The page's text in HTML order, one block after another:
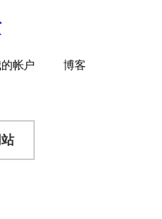
帐户 博客